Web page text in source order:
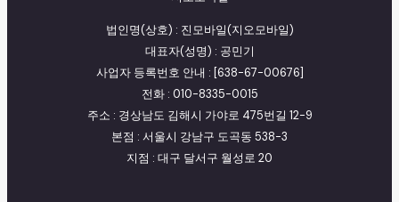
법인명(상호) : 진모바일(지오모바일)
대표자(성명) : 공민기
사업자 등록번호 안내 : [638-67-00676]
전화 : 010-8335-0015
주소 : 경상남도 김해시 가야로 475번길 12-9
본점 : 서울시 강남구 도곡동 538-3
지점 : 대구 달서구 월성로 20